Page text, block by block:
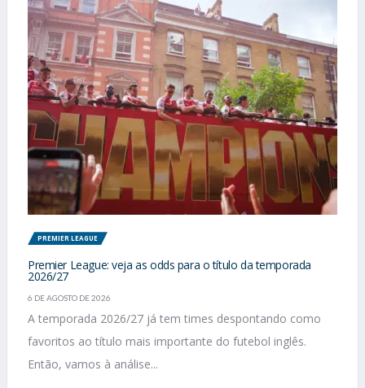
PREMIER LEAGUE
Premier League: veja as odds para o título da temporada
2026/27
6 DE AGOSTO DE 2026
A temporada 2026/27 já tem times despontando como
favoritos ao título mais importante do futebol inglês.
Então, vamos à análise...